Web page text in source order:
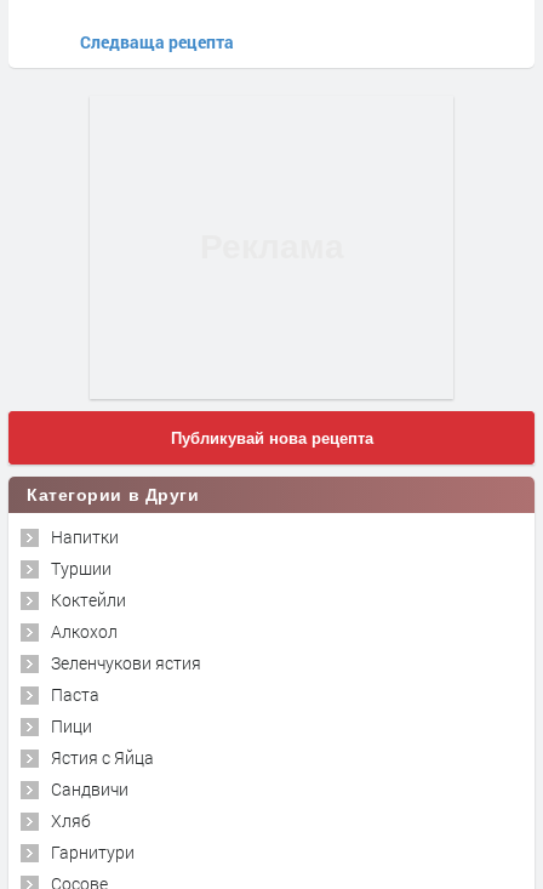
Следваща рецепта
Публикувай нова рецепта
Категории в Други
Напитки
Туршии
Коктейли
Алкохол
Зеленчукови ястия
Паста
Пици
Ястия с Яйца
Сандвичи
Хляб
Гарнитури
Сосове